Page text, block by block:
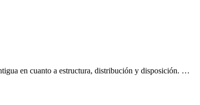
en cuanto a estructura, distribución y disposición. …